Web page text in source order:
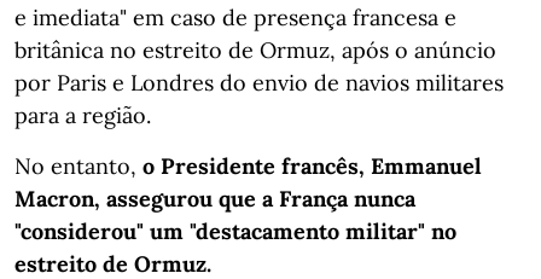
e imediata" em caso de presença francesa e
britânica no estreito de Ormuz, após o anúncio
por Paris e Londres do envio de navios militares
para a região.
No entanto, o Presidente francês, Emmanuel
Macron, assegurou que a França nunca
"considerou" um "destacamento militar" no
estreito de Ormuz.